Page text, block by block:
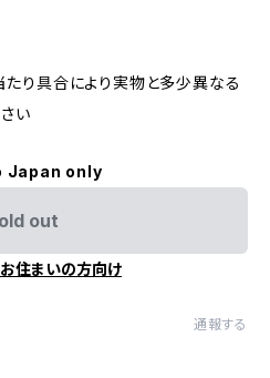
り具合により実物と多少異なる
い
Japan only
out
住まいの方向け
通報する